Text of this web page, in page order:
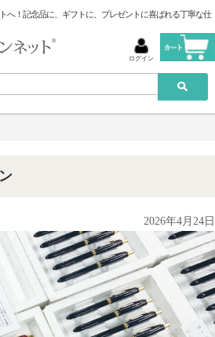
へ！記念品に、ギフトに、プレゼントに喜ばれる丁寧な仕
ログイン
2026年4月24日